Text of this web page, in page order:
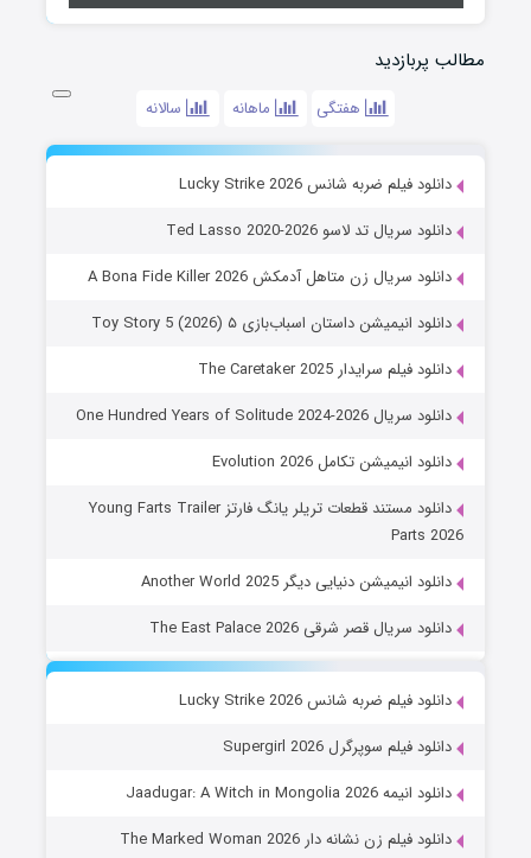
مطالب پربازدید
هفتگی ماهانه سالانه
دانلود فیلم ضربه شانس Lucky Strike 2026
دانلود سریال تد لاسو Ted Lasso 2020-2026
دانلود سریال زن متاهل آدمکش A Bona Fide Killer 2026
دانلود انیمیشن داستان اسباب‌بازی ۵ Toy Story 5 (2026)
دانلود فیلم سرایدار The Caretaker 2025
دانلود سریال One Hundred Years of Solitude 2024-2026
دانلود انیمیشن تکامل Evolution 2026
دانلود مستند قطعات تریلر یانگ فارتز Young Farts Trailer
Parts 2026
دانلود انیمیشن دنیایی دیگر Another World 2025
دانلود سریال قصر شرقی The East Palace 2026
دانلود فیلم ضربه شانس Lucky Strike 2026
دانلود فیلم سوپرگرل Supergirl 2026
دانلود انیمه Jaadugar: A Witch in Mongolia 2026
دانلود فیلم زن نشانه دار The Marked Woman 2026